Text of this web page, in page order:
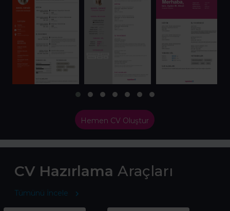
Hemen CV Oluştur
CV Hazırlama Araçları
Tümünü İncele